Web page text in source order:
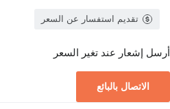
تقديم استفسار عن السعر
أرسل إشعار عند تغير السعر
الاتصال بالبائع